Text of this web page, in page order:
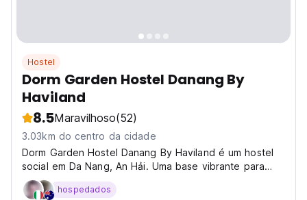
Hostel
Dorm Garden Hostel Danang By
Haviland
8.5Maravilhoso(52)
3.03km do centro da cidade
Dorm Garden Hostel Danang By Haviland é um hostel
social em Da Nang, An Hải. Uma base vibrante para
explorar Sơn Trà, perfeito para viagens sociais no
Vietnã. (Auto-translated from original language)
hospedados